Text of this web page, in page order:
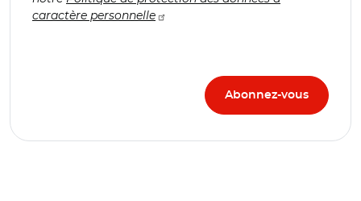
caractère personnelle